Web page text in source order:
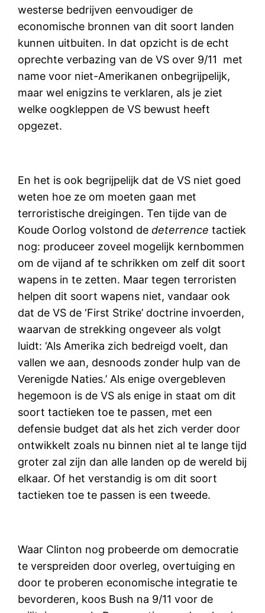
westerse bedrijven eenvoudiger de
economische bronnen van dit soort landen
kunnen uitbuiten. In dat opzicht is de echt
oprechte verbazing van de VS over 9/11
met
name voor niet-Amerikanen onbegrijpelijk,
maar wel enigzins te verklaren, als je ziet
welke oogkleppen de VS bewust heeft
opgezet.
En het is ook begrijpelijk dat de VS niet goed
weten hoe ze om moeten gaan met
terroristische dreigingen. Ten tijde van de
Koude Oorlog volstond dedeterrence tactiek
nog: produceer zoveel mogelijk kernbommen
om de vijand af te schrikken om zelf dit soort
wapens in te zetten. Maar tegen terroristen
helpen dit soort wapens niet, vandaar ook
dat de VS de ‘First Strike’ doctrine invoerden,
waarvan de strekking ongeveer als volgt
luidt: ‘Als Amerika zich bedreigd voelt, dan
vallen we aan, desnoods zonder hulp van de
Verenigde Naties.’ Als enige overgebleven
hegemoon is de VS als enige in staat om dit
soort tactieken toe te passen, met een
defensie budget dat als het zich verder door
ontwikkelt zoals nu binnen niet al te lange tijd
groter zal zijn dan alle landen op de wereld bij
elkaar. Of het verstandig is om dit soort
tactieken toe te passen is een tweede.
Waar Clinton nog probeerde om democratie
te verspreiden door overleg, overtuiging en
door te proberen economische integratie te
bevorderen, koos Bush na 9/11 voor de